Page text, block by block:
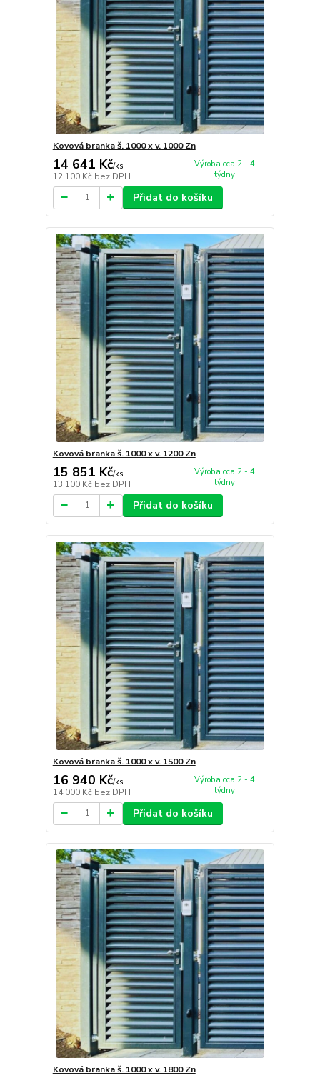
Kovová branka š. 1000 x v. 1000 Zn
14 641 Kč/ks
12 100 Kč bez DPH
Výroba cca 2 - 4
týdny
Přidat do košíku
Kovová branka š. 1000 x v. 1200 Zn
15 851 Kč/ks
13 100 Kč bez DPH
Výroba cca 2 - 4
týdny
Přidat do košíku
Kovová branka š. 1000 x v. 1500 Zn
16 940 Kč/ks
14 000 Kč bez DPH
Výroba cca 2 - 4
týdny
Přidat do košíku
Kovová branka š. 1000 x v. 1800 Zn